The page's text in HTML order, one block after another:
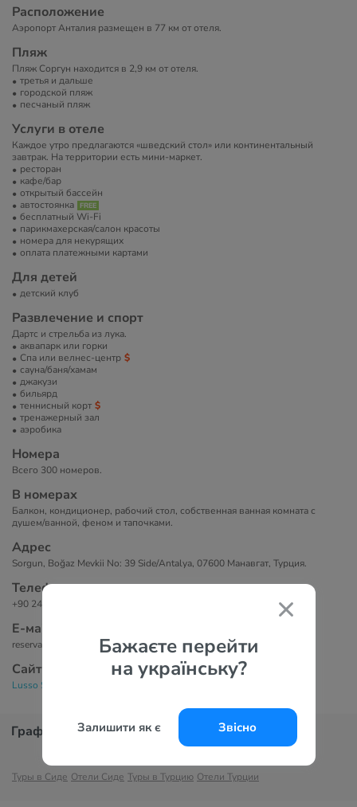
Бажаєте перейти
на українську?
Залишити як є Звісно
Расположение
Аэропорт Анталия размещен в 77 км от отеля.
Пляж
Пляж Соргун находится в 2,9 км от отеля.
третья и дальше
городской пляж
песчаный пляж
Услуги в отеле
Каждое утро предлагаются «шведский стол» или континентальный
завтрак. На территории есть мини-маркет.
ресторан
кафе/бар
открытый бассейн
автостоянка
бесплатный Wi-Fi
парикмахерская/салон красоты
номера для некурящих
оплата платежными картами
Для детей
детский клуб
Развлечение и спорт
Дартс и стрельба из лука.
аквапарк или горки
Спа или велнес-центр
сауна/баня/хамам
джакузи
бильярд
теннисный корт
тренажерный зал
аэробика
Номера
Всего 300 номеров.
В номерах
Балкон, кондиционер, рабочий стол, собственная ванная комната с
душем/ванной, феном и тапочками.
Адрес
Sorgun, Boğaz Mevkii No: 39 Side/Antalya, 07600 Манавгат, Турция.
Телефоны
+90 242 505 52 00
Е-маil
reservation@royalgrouphotels.com.tr
Сайт
Lusso Sorgun 5*
График цен
Туры в Сиде Отели Сиде Туры в Турцию Отели Турции